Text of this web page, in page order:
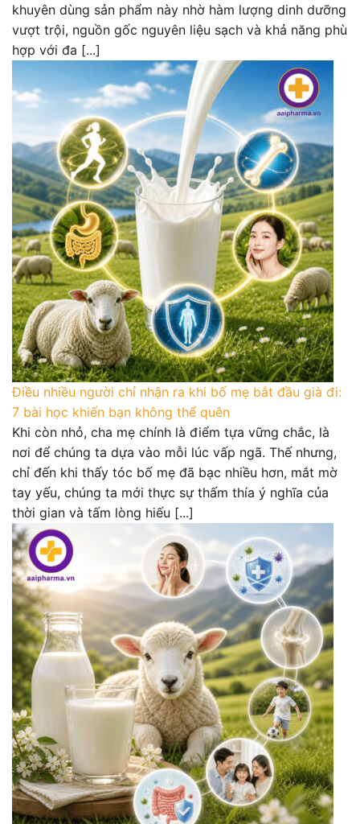
khuyên dùng sản phẩm này nhờ hàm lượng dinh dưỡng
vượt trội, nguồn gốc nguyên liệu sạch và khả năng phù
hợp với đa [...]
Điều nhiều người chỉ nhận ra khi bố mẹ bắt đầu già đi:
7 bài học khiến bạn không thể quên
Khi còn nhỏ, cha mẹ chính là điểm tựa vững chắc, là
nơi để chúng ta dựa vào mỗi lúc vấp ngã. Thế nhưng,
chỉ đến khi thấy tóc bố mẹ đã bạc nhiều hơn, mắt mờ
tay yếu, chúng ta mới thực sự thấm thía ý nghĩa của
thời gian và tấm lòng hiếu [...]